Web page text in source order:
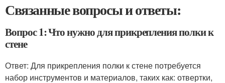
Связанные вопросы и ответы:
Вопрос 1: Что нужно для прикрепления полки к
стене
Ответ: Для прикрепления полки к стене потребуется
набор инструментов и материалов, таких как: отвертки,